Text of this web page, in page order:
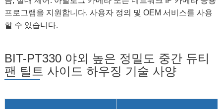
프로그램을 지원합니다. 사용자 정의 및 OEM 서비스를 사용
할 수 있습니다.
BIT-PT330 야외 높은 정밀도 중간 듀티
팬 틸트 사이드 하우징 기술 사양